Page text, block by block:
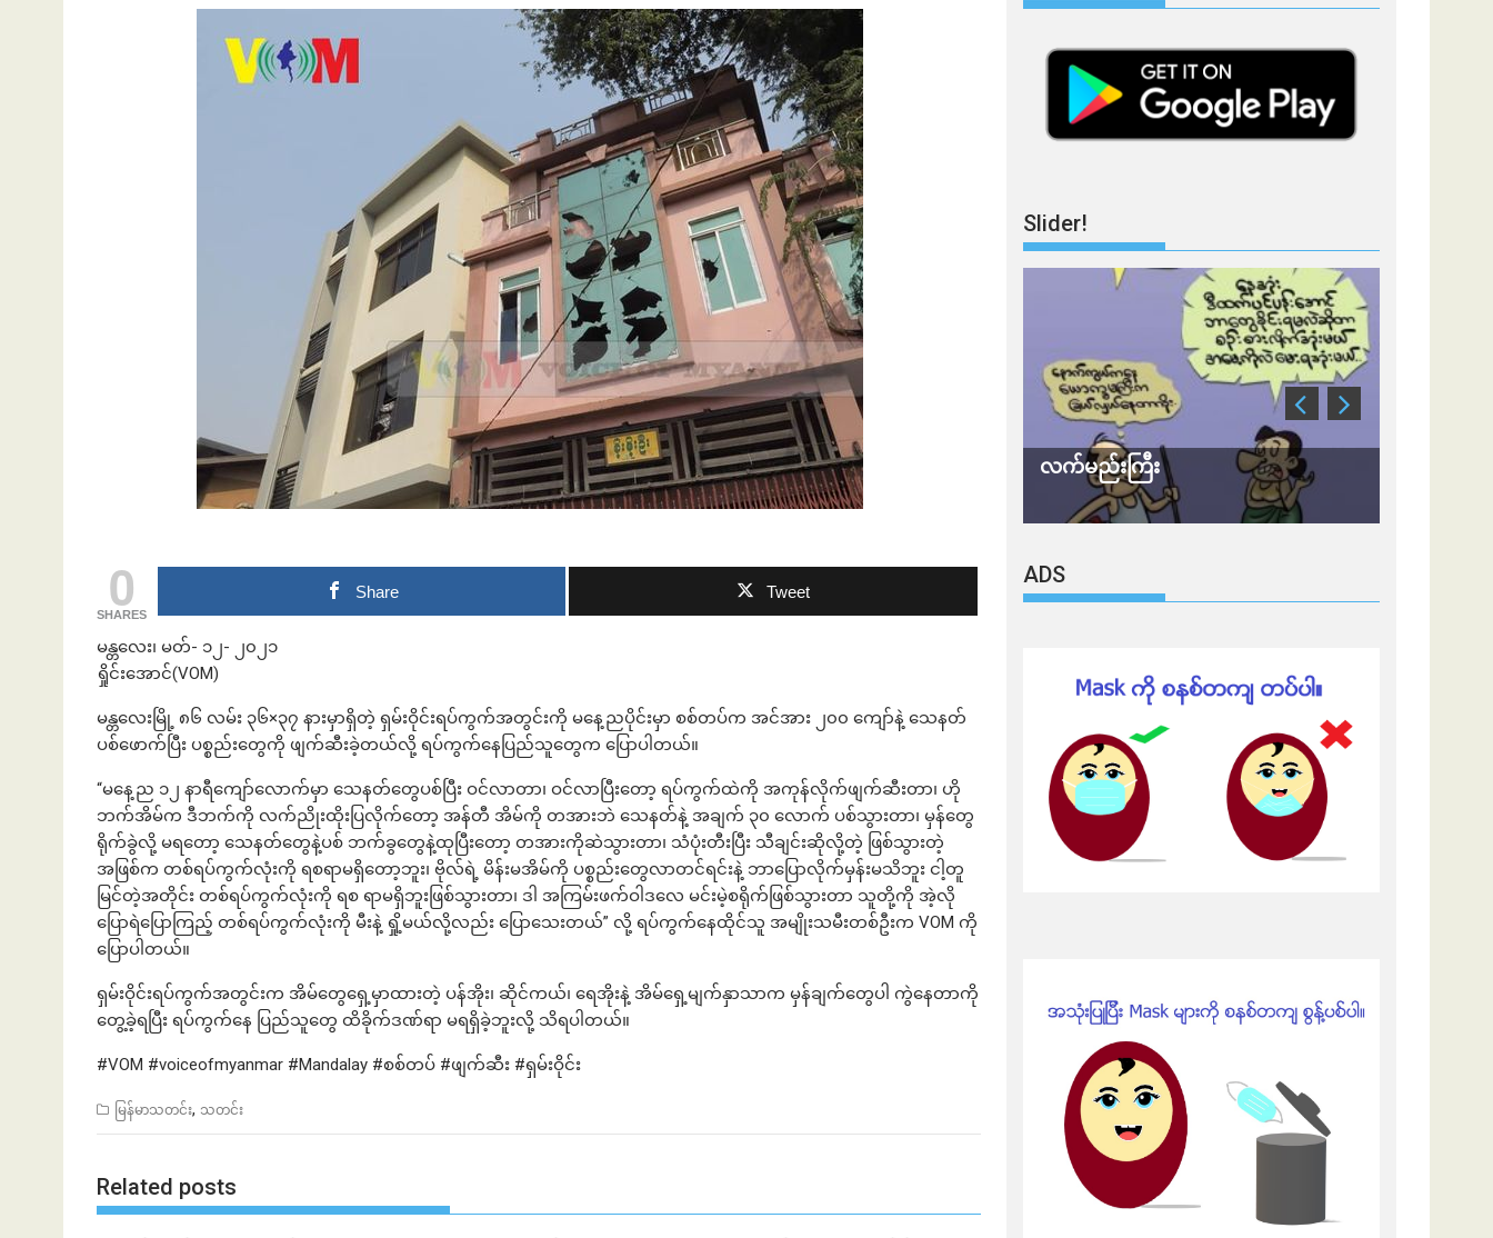
0
SHARES
Share Tweet
မန္တလေး၊ မတ်- ၁၂- ၂၀၂၁
ရှိုင်းအောင်(VOM)
မန္တလေးမြို့ ၈၆ လမ်း ၃၆×၃၇ နားမှာရှိတဲ့ ရှမ်းဝိုင်းရပ်ကွက်အတွင်းကို မနေ့ညပိုင်းမှာ စစ်တပ်က အင်အား ၂၀၀ ကျော်နဲ့ သေနတ်
ပစ်ဖောက်ပြီး ပစ္စည်းတွေကို ဖျက်ဆီးခဲ့တယ်လို့ ရပ်ကွက်နေပြည်သူတွေက ပြောပါတယ်။
“မနေ့ည ၁၂ နာရီကျော်လောက်မှာ သေနတ်တွေပစ်ပြီး ဝင်လာတာ၊ ဝင်လာပြီးတော့ ရပ်ကွက်ထဲကို အကုန်လိုက်ဖျက်ဆီးတာ၊ ဟို
ဘက်အိမ်က ဒီဘက်ကို လက်ညိုးထိုးပြလိုက်တော့ အန်တီ အိမ်ကို တအားဘဲ သေနတ်နဲ့ အချက် ၃၀ လောက် ပစ်သွားတာ၊ မှန်တွေ
ရိုက်ခွဲလို့ မရတော့ သေနတ်တွေနဲ့ပစ် ဘက်ခွတွေနဲ့ထုပြီးတော့ တအားကိုဆဲသွားတာ၊ သံပုံးတီးပြီး သီချင်းဆိုလို့တဲ့ ဖြစ်သွားတဲ့
အဖြစ်က တစ်ရပ်ကွက်လုံးကို ရစရာမရှိတော့ဘူး၊ ဗိုလ်ရဲ့ မိန်းမအိမ်ကို ပစ္စည်းတွေလာတင်ရင်းနဲ့ ဘာပြောလိုက်မှန်းမသိဘူး ငါ့တူ
မြင်တဲ့အတိုင်း တစ်ရပ်ကွက်လုံးကို ရစ ရာမရှိဘူးဖြစ်သွားတာ၊ ဒါ အကြမ်းဖက်ဝါဒလေ မင်းမဲ့စရိုက်ဖြစ်သွားတာ သူတို့ကို အဲ့လို
ပြောရဲပြောကြည့် တစ်ရပ်ကွက်လုံးကို မီးနဲ့ ရှို့မယ်လို့လည်း ပြောသေးတယ်” လို့ ရပ်ကွက်နေထိုင်သူ အမျိုးသမီးတစ်ဦးက VOM ကို
ပြောပါတယ်။
ရှမ်းဝိုင်းရပ်ကွက်အတွင်းက အိမ်တွေရှေ့မှာထားတဲ့ ပန်အိုး၊ ဆိုင်ကယ်၊ ရေအိုးနဲ့ အိမ်ရှေ့မျက်နှာသာက မှန်ချက်တွေပါ ကွဲနေတာကို
တွေ့ခဲ့ရပြီး ရပ်ကွက်နေ ပြည်သူတွေ ထိခိုက်ဒဏ်ရာ မရရှိခဲ့ဘူးလို့ သိရပါတယ်။
#VOM #voiceofmyanmar #Mandalay #စစ်တပ် #ဖျက်ဆီး #ရှမ်းဝိုင်း
မြန်မာသတင်း, သတင်း
Related posts
Slider!
ဘဏ်နဲ့အကြွေး ဘာလျှော့မလဲ လက်မည်းကြီး
ADS